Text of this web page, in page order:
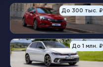
До 300 тыс. ₽
До 1 млн. ₽